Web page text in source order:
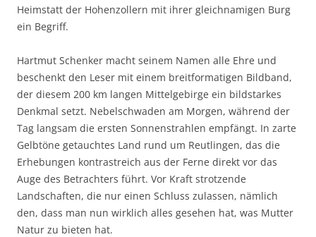
Heimstatt der Hohenzollern mit ihrer gleichnamigen Burg
ein Begriff.
Hartmut Schenker macht seinem Namen alle Ehre und
beschenkt den Leser mit einem breitformatigen Bildband,
der diesem 200 km langen Mittelgebirge ein bildstarkes
Denkmal setzt. Nebelschwaden am Morgen, während der
Tag langsam die ersten Sonnenstrahlen empfängt. In zarte
Gelbtöne getauchtes Land rund um Reutlingen, das die
Erhebungen kontrastreich aus der Ferne direkt vor das
Auge des Betrachters führt. Vor Kraft strotzende
Landschaften, die nur einen Schluss zulassen, nämlich
den, dass man nun wirklich alles gesehen hat, was Mutter
Natur zu bieten hat.